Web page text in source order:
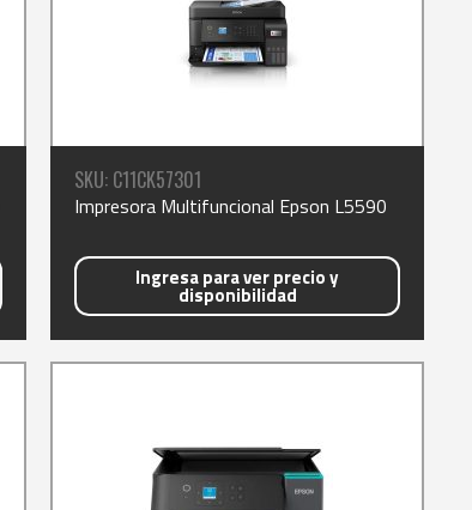
SKU: C11CK57301
Impresora Multifuncional Epson L5590
Ingresa para ver precio y
disponibilidad